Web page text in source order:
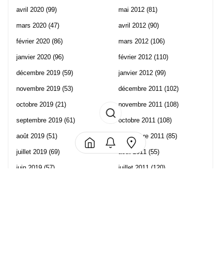
avril 2020 (99)
mars 2020 (47)
février 2020 (86)
janvier 2020 (96)
décembre 2019 (59)
novembre 2019 (53)
octobre 2019 (21)
septembre 2019 (61)
août 2019 (51)
juillet 2019 (69)
juin 2019 (57)
mai 2012 (81)
avril 2012 (90)
mars 2012 (106)
février 2012 (110)
janvier 2012 (99)
décembre 2011 (102)
novembre 2011 (108)
octobre 2011 (108)
septembre 2011 (85)
août 2011 (55)
juillet 2011 (120)